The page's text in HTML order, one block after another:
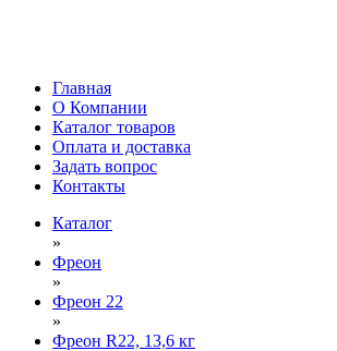
Главная
О Компании
Каталог товаров
Оплата и доставка
Задать вопрос
Контакты
Каталог
»
Фреон
»
Фреон 22
»
Фреон R22, 13,6 кг